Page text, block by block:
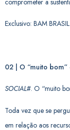
Exclusivo: BAM
02 | O “muito
SOCIAL#. O “muito
Toda vez que se
em relação aos